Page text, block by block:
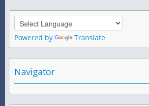
Powered by Translate
Navigator